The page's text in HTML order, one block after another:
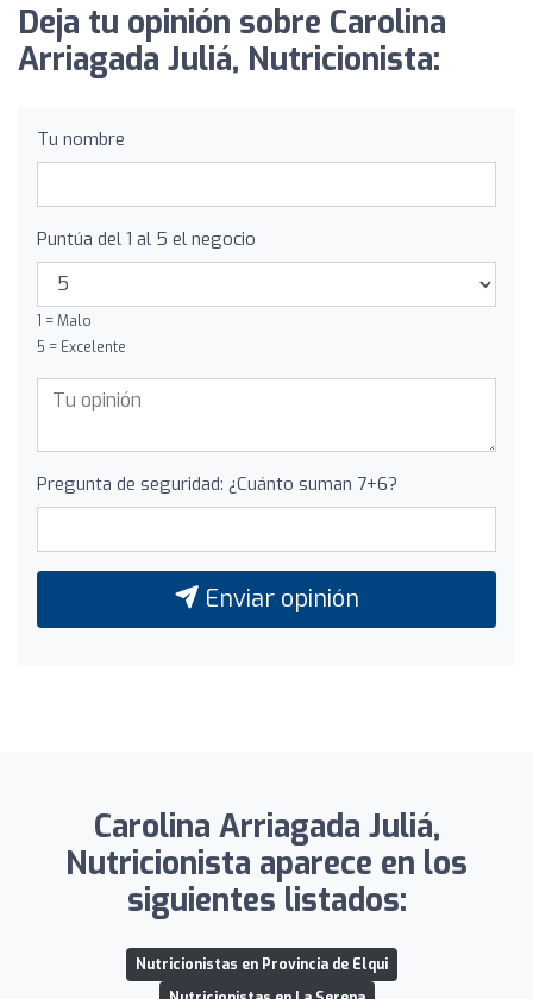
Deja tu opinión sobre Carolina
Arriagada Juliá, Nutricionista:
Tu nombre
Puntúa del 1 al 5 el negocio
1 = Malo
5 = Excelente
Pregunta de seguridad: ¿Cuánto suman 7+6?
Enviar opinión
Carolina Arriagada Juliá,
Nutricionista aparece en los
siguientes listados:
Nutricionistas en Provincia de Elqui